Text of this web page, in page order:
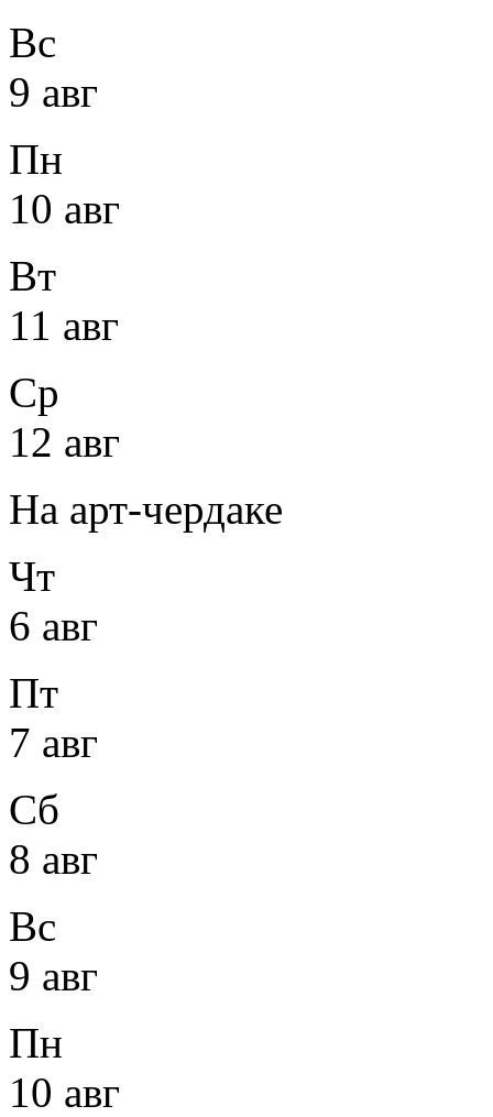
Вс
9 авг
Пн
10 авг
Вт
11 авг
Ср
12 авг
На арт-чердаке
Чт
6 авг
Пт
7 авг
Сб
8 авг
Вс
9 авг
Пн
10 авг